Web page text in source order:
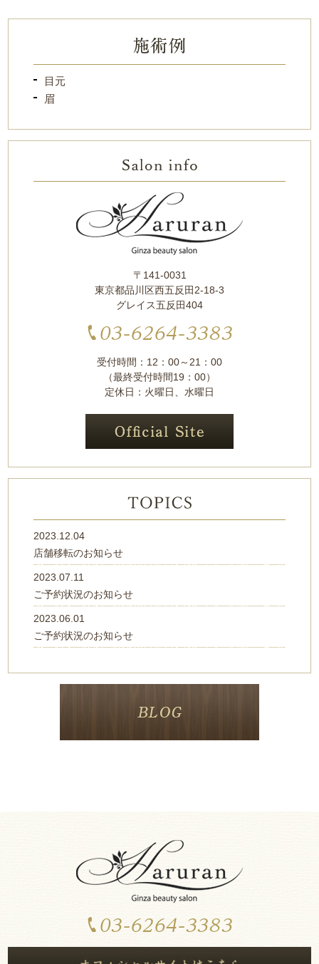
目元
眉
〒141-0031
東京都品川区西五反田2-18-3
グレイス五反田404
受付時間：12：00～21：00
（最終受付時間19：00）
定休日：火曜日、水曜日
2023.12.04
店舗移転のお知らせ
2023.07.11
ご予約状況のお知らせ
2023.06.01
ご予約状況のお知らせ